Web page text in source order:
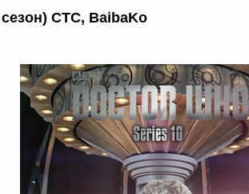
СТС, BaibaKo